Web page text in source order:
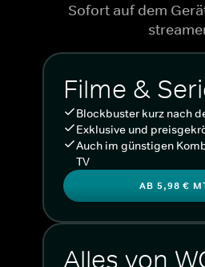
Sofort auf dem
Filme &
Blockbuster kurz nach
Exklusive und
Auch im günstigen
TV
AB 5,98 €
Alles von